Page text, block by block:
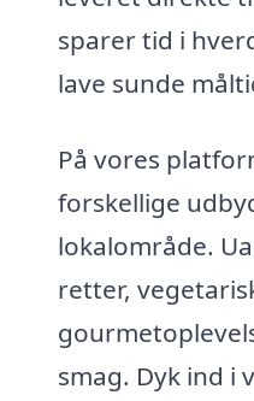
sparer tid i
lave sunde
På vores
forskellige
lokalområde.
retter,
smag. Dyk ind i